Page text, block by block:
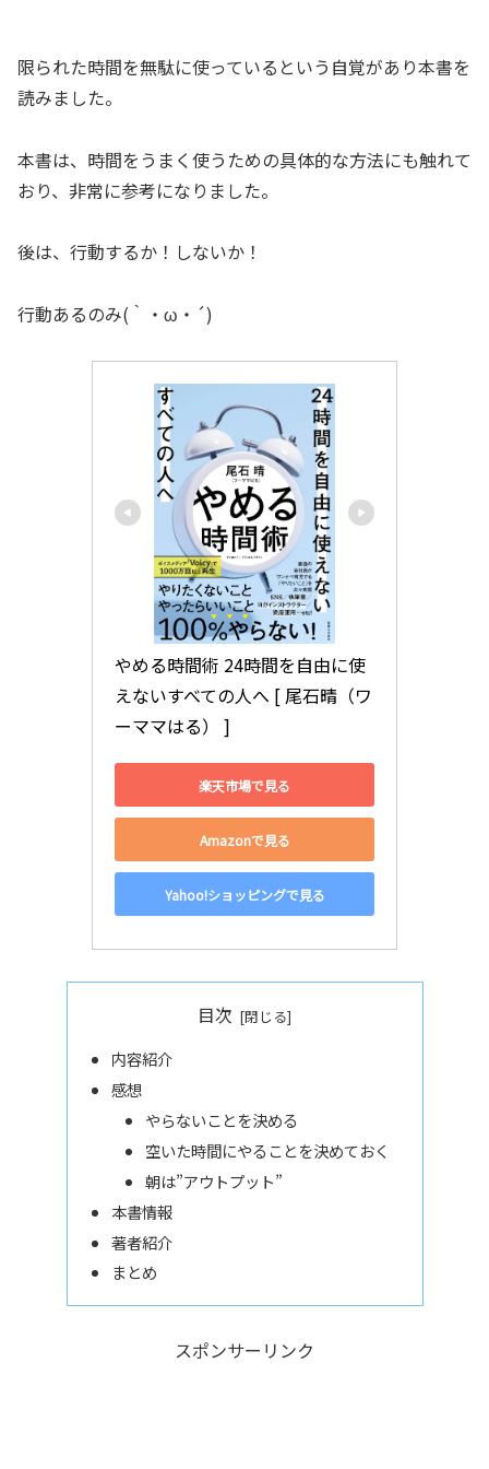
限られた時間を無駄に使っているという自覚があり本書を
読みました。
本書は、時間をうまく使うための具体的な方法にも触れて
おり、非常に参考になりました。
後は、行動するか！しないか！
行動あるのみ(｀・ω・´)
やめる時間術 24時間を自由に使
えないすべての人へ [ 尾石晴（ワ
ーママはる） ]
楽天市場で見る
Amazonで見る
Yahoo!ショッピングで見る
目次
内容紹介
感想
やらないことを決める
空いた時間にやることを決めておく
朝は”アウトプット”
本書情報
著者紹介
まとめ
スポンサーリンク